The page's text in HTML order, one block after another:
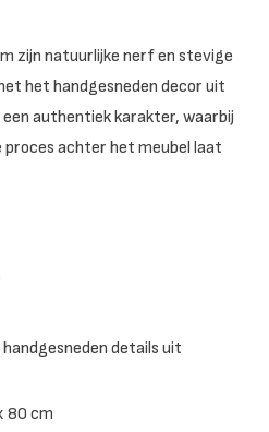
zijn natuurlijke nerf en stevige
het handgesneden decor uit
authentiek karakter, waarbij
achter het meubel laat
details uit
80 cm